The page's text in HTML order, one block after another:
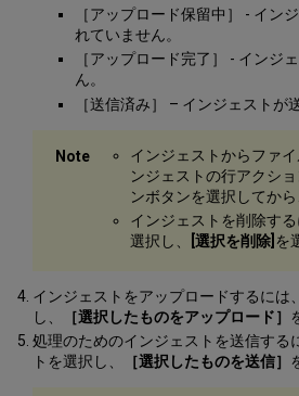
［アップロード保留中］ - イン
れていません。
［アップロード完了］ - インジ
ん。
［送信済み］ – インジェストが
インジェストからファ
ンジェストの行アクシ
ンボタンを選択してから
インジェストを削除す
選択し、
[選択を削除] を
インジェストをアップロードするには
し、
［選択したものをアップロード］
処理のためのインジェストを送信する
トを選択し、
［選択したものを送信］